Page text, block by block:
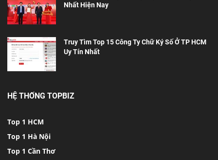
Nhất Hiện Nay
Truy Tìm Top 15 Công Ty Chữ Ký Số Ở TP HCM
Uy Tín Nhất
HỆ THỐNG TOPBIZ
Top 1 HCM
Top 1 Hà Nội
Top 1 Cần Thơ